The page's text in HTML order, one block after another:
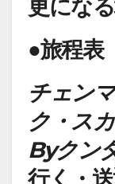
更にな
●旅程表
チェン
ク・ス
Byクン
行く・